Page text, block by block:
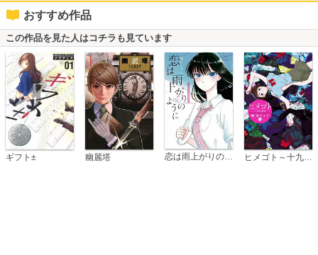
おすすめ作品
この作品を見た人はコチラも見ています
ギフト± 幽麗塔 恋は雨上がりのように